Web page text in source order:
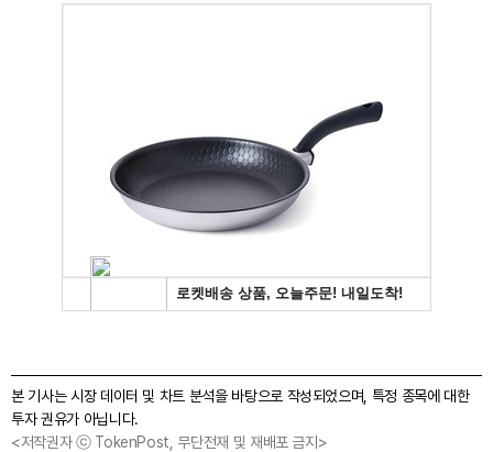
본 기사는 시장 데이터 및 차트 분석을 바탕으로 작성되었으며, 특정 종목에 대한
투자 권유가 아닙니다.
<저작권자 ⓒ TokenPost, 무단전재 및 재배포 금지>